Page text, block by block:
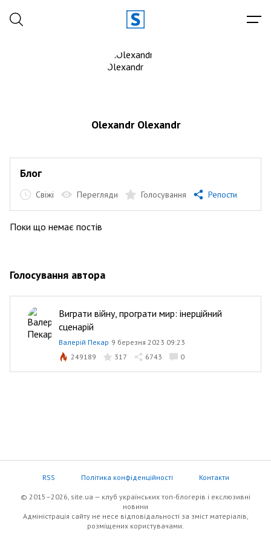
Olexandr Olexandr
Блог
Свіжі Перегляди Голосування Репости
Поки що немає постів
Голосування автора
Виграти війну, програти мир: інерційний
сценарій
Валерій Пекар 9 березня 2023 09:23
249189
317 6743 0
RSS Політика конфіденційності Контакти
© 2015–2026, site.ua — клуб українських топ-блогерів i екслюзивнi
новини
Адміністрація сайту не несе відповідальності за зміст матеріалів,
розміщених користувачами.